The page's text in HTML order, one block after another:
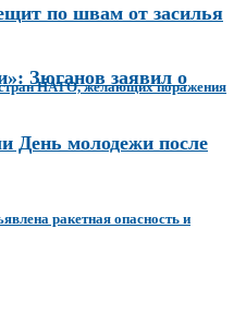
по швам от засилья
Зюганов заявил о
День молодежи после
стран НАТО, желающих поражения
ракетная опасность и